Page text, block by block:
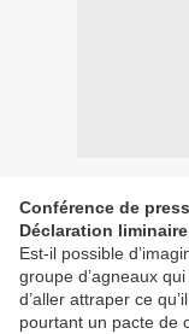
Conférence de
Déclaration liminaire
Est-il possible
groupe d’agneaux
d’aller attraper ce
pourtant un pacte de